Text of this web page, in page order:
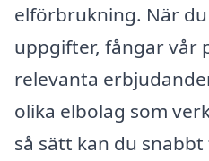
elförbrukning. När
uppgifter, fångar vår
relevanta
olika elbolag som
så sätt kan du